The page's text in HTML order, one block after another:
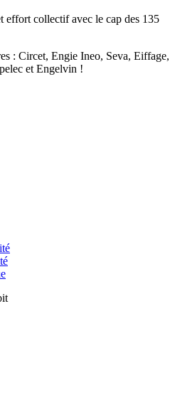
collectif avec le cap des 135
: Circet, Engie Ineo, Seva, Eiffage,
et Engelvin !